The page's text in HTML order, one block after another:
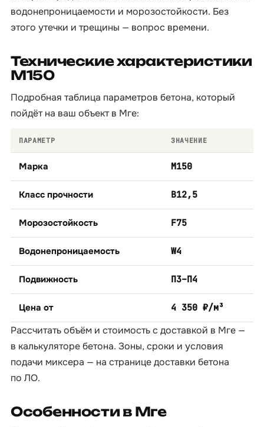
водонепроницаемости и морозостойкости. Без
этого утечки и трещины — вопрос времени.
Технические характеристики
М150
Подробная таблица параметров бетона, который
пойдёт на ваш объект в Мге:
ПАРАМЕТР ЗНАЧЕНИЕ
Марка М150
Класс прочности B12,5
Морозостойкость F75
Водонепроницаемость W4
Подвижность П3–П4
Цена от 4 350 ₽/м³
Рассчитать объём и стоимость с доставкой в Мге —
в калькуляторе бетона. Зоны, сроки и условия
подачи миксера — на страницедоставки бетона
по ЛО.
Особенности в Мге